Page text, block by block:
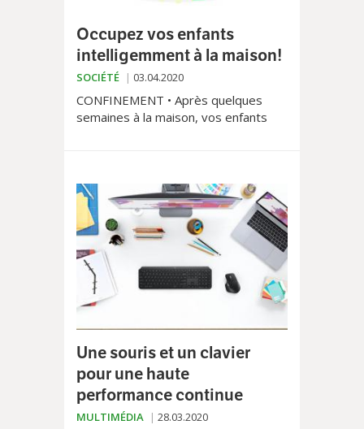
Occupez vos enfants
intelligemment à la maison!
SOCIÉTÉ 03.04.2020
CONFINEMENT • Après quelques
semaines à la maison, vos enfants
satanés téléphones et autres
tablettes. Tour d’horizon de quelques
activités, ludiques et variées à
pratiquer depuis chez soi.
Une souris et un clavier
pour une haute
performance continue
MULTIMÉDIA 28.03.2020